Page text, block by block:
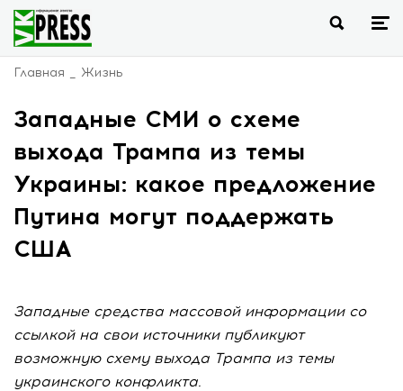
Главная Жизнь
Западные СМИ о схеме
выхода Трампа из темы
Украины: какое предложение
Путина могут поддержать
США
Западные средства массовой информации со
ссылкой на свои источники публикуют
возможную схему выхода Трампа из темы
украинского конфликта.